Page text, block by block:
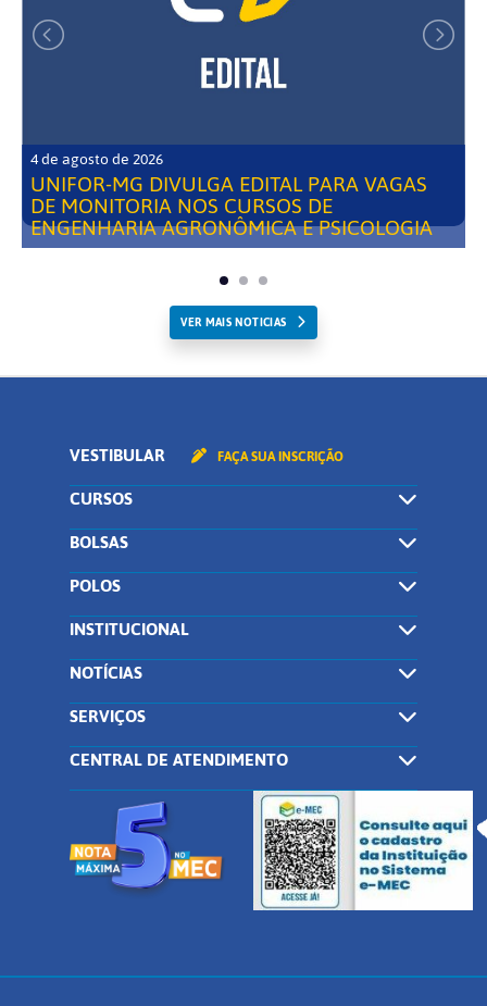
4 de agosto de 2026
UNIFOR-MG DIVULGA EDITAL PARA VAGAS
DE MONITORIA NOS CURSOS DE
ENGENHARIA AGRONÔMICA E PSICOLOGIA
VER MAIS NOTICIAS
VESTIBULAR FAÇA SUA INSCRIÇÃO
CURSOS
BOLSAS
POLOS
INSTITUCIONAL
NOTÍCIAS
SERVIÇOS
CENTRAL DE ATENDIMENTO